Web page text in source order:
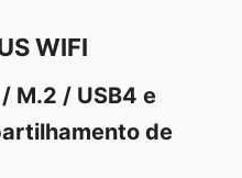
WIFI
M.2 / USB4 e
de